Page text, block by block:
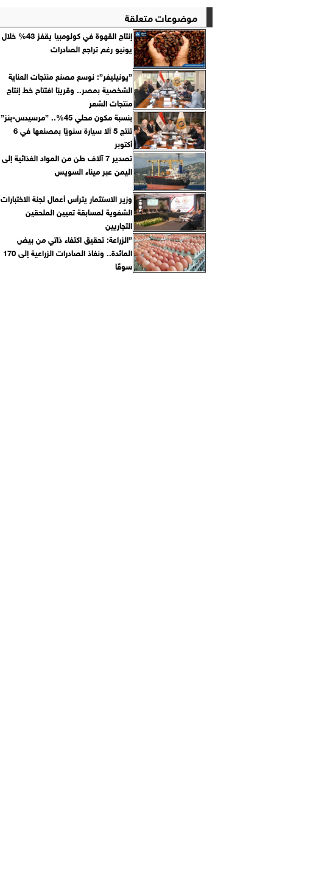
موضوعات متعلقة
إنتاج القهوة في كولومبيا يقفز 43% خلال
يونيو رغم تراجع الصادرات
”يونيليفر”: نوسع مصنع منتجات العناية
الشخصية بمصر.. وقريبًا افتتاح خط إنتاج
منتجات الشعر
بنسبة مكون محلي 45%.. ”مرسيدس-بنز”
تنتج 5 آلا سيارة سنويًا بمصنعها في 6
أكتوبر
تصدير 7 آلاف طن من المواد الغذائية إلى
اليمن عبر ميناء السويس
وزير الاستثمار يترأس أعمال لجنة الاختبارات
الشفوية لمسابقة تعيين الملحقين
التجاريين
”الزراعة: تحقيق اكتفاء ذاتي من بيض
المائدة.. ونفاذ الصادرات الزراعية إلى 170
سوقًا